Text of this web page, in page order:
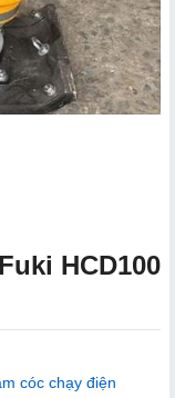
HCD100
cóc chạy điện